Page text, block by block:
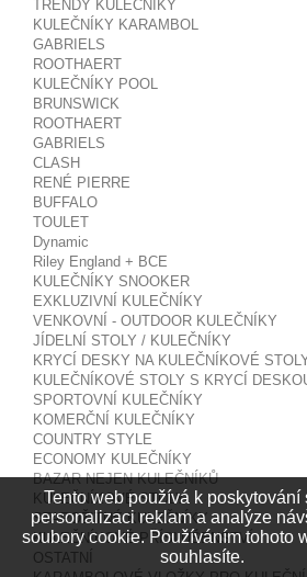
TRENDY KULEČNÍKY
KULEČNÍKY KARAMBOL
GABRIELS
ROOTHAERT
KULEČNÍKY POOL
BRUNSWICK
ROOTHAERT
GABRIELS
CLASH
RENÉ PIERRE
BUFFALO
TOULET
Dynamic
Riley England + BCE
KULEČNÍKY SNOOKER
EXKLUZIVNÍ KULEČNÍKY
VENKOVNÍ - OUTDOOR KULEČNÍKY
JÍDELNÍ STOLY / KULEČNÍKY
KRYCÍ DESKY NA KULEČNÍKOVÉ
KULEČNÍKOVÉ STOLY S KRYCÍ
SPORTOVNÍ KULEČNÍKY
KOMERČNÍ KULEČNÍKY
COUNTRY STYLE
ECONOMY KULEČNÍKY
BAZAR NEJEN KULEČNÍKŮ
KULEČNÍKOVÉ STOLY
STAROŽITNÉ KULEČNÍKY
KULEČNÍKOVÉ PŘÍSLUŠENSTVÍ
OSTATNÍ
Tento web používá k poskytování
personalizaci reklam a analýze
soubory cookie. Používáním tohoto
souhlasíte.